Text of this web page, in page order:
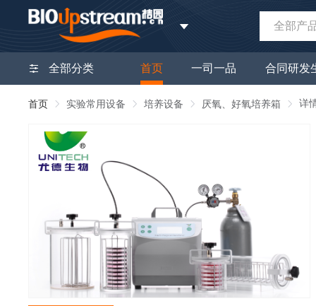
全部产
全部分类 首页 一司一品 合同研发
首页 实验常用设备 培养设备 厌氧、好氧培养箱 详